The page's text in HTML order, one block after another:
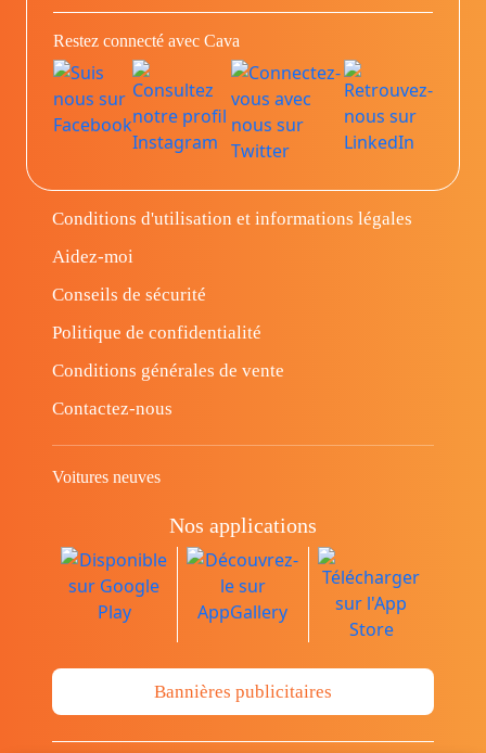
Restez connecté avec Cava
Conditions d'utilisation et informations légales
Aidez-moi
Conseils de sécurité
Politique de confidentialité
Conditions générales de vente
Contactez-nous
Voitures neuves
Nos applications
Bannières publicitaires